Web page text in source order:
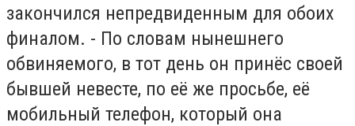
закончился непредвиденным для обоих
финалом. - По словам нынешнего
обвиняемого, в тот день он принёс своей
бывшей невесте, по её же просьбе, её
мобильный телефон, который она